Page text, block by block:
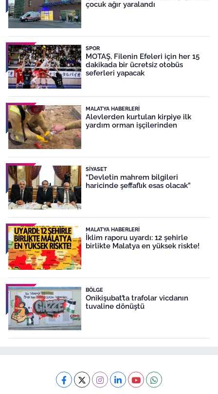
çocuk ağır yaralandı
SPOR
MOTAŞ, Filenin Efeleri için her 15
dakikada bir ücretsiz otobüs
seferleri yapacak
MALATYA HABERLERI
Alevlerden kurtulan kirpiye ilk
yardım orman işçilerinden
SIYASET
“Devletin mahrem bilgileri
haricinde şeffaflık esas olacak”
MALATYA HABERLERI
İklim raporu uyardı: 12 şehirle
birlikte Malatya en yüksek riskte!
BÖLGE
Onikişubat’ta trafolar vicdanın
tuvaline dönüştü